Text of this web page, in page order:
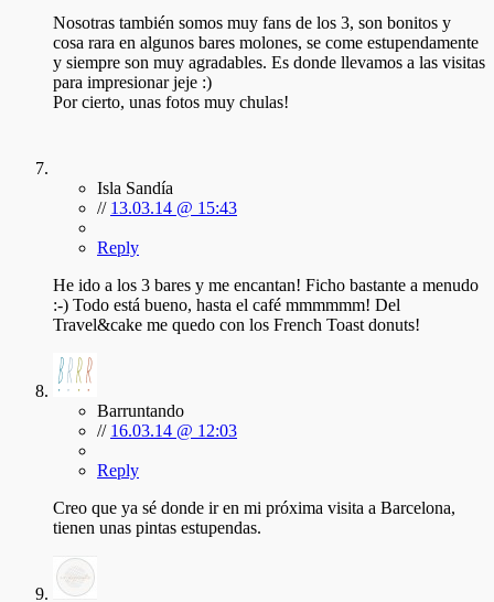
Nosotras también somos muy fans de los 3, son bonitos y
cosa rara en algunos bares molones, se come estupendamente
y siempre son muy agradables. Es donde llevamos a las visitas
para impresionar jeje :)
Por cierto, unas fotos muy chulas!
Isla Sandía
// 13.03.14 @ 15:43
Reply
He ido a los 3 bares y me encantan! Ficho bastante a menudo
:-) Todo está bueno, hasta el café mmmmmm! Del
Travel&cake me quedo con los French Toast donuts!
Barruntando
// 16.03.14 @ 12:03
Reply
Creo que ya sé donde ir en mi próxima visita a Barcelona,
tienen unas pintas estupendas.